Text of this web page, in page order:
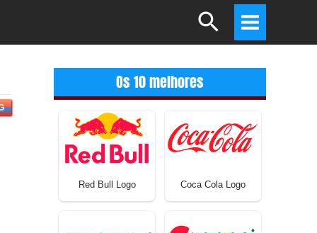
Search
Main
Menu
Os 10 melhores
Red Bull Logo Coca Cola Logo